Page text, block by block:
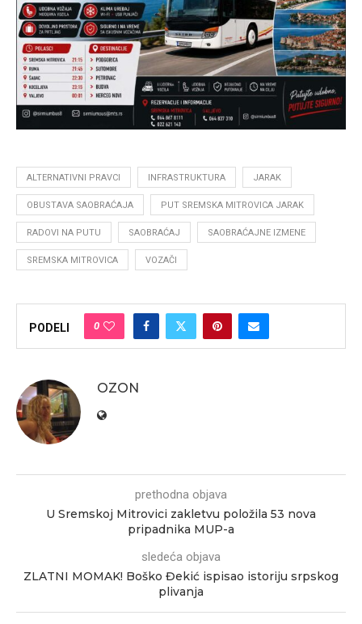
ALTERNATIVNI PRAVCI INFRASTRUKTURA JARAK
OBUSTAVA SAOBRAĆAJA PUT SREMSKA MITROVICA JARAK
RADOVI NA PUTU SAOBRAĆAJ SAOBRAĆAJNE IZMENE
SREMSKA MITROVICA VOZAČI
PODELI 0
OZON
prethodna objava
U Sremskoj Mitrovici zakletvu položila 53 nova
pripadnika MUP-a
sledeća objava
ZLATNI MOMAK! Boško Đekić ispisao istoriju srpskog
plivanja